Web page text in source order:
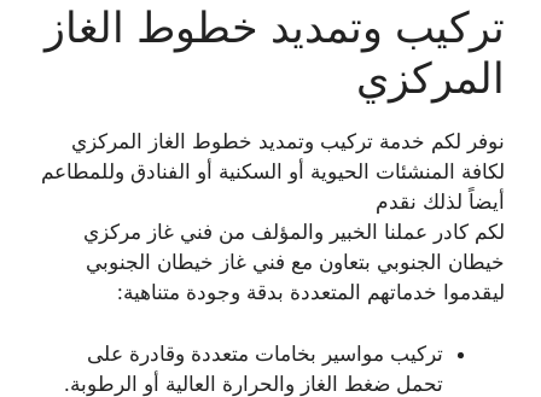
تركيب وتمديد خطوط الغاز
المركزي
نوفر لكم خدمة تركيب وتمديد خطوط الغاز المركزي
لكافة المنشئات الحيوية أو السكنية أو الفنادق وللمطاعم
أيضاً لذلك نقدم
لكم كادر عملنا الخبير والمؤلف من فني غاز مركزي
خيطان الجنوبي بتعاون مع فني غاز خيطان الجنوبي
ليقدموا خدماتهم المتعددة بدقة وجودة متناهية:
تركيب مواسير بخامات متعددة وقادرة على
تحمل ضغط الغاز والحرارة العالية أو الرطوبة.